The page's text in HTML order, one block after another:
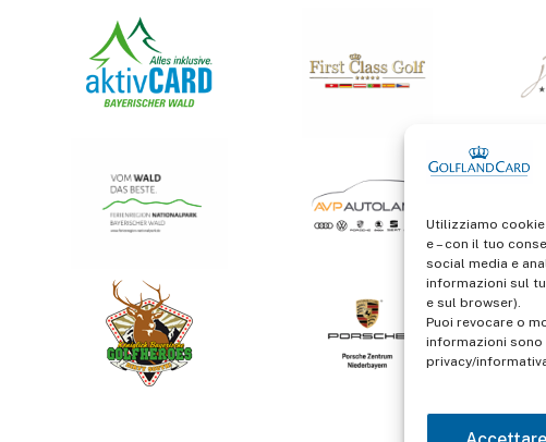
Utilizziamo
e – con il tuo
social media e
informazioni sul
e sul browser).
Puoi revocare o
informazioni
privacy/